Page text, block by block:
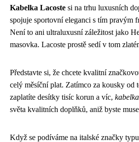
Kabelka Lacoste si na trhu luxusních
spojuje sportovní eleganci s tím pravým
Není to ani ultraluxusní záležitost jako
masovka. Lacoste prostě sedí v tom
Představte si, že chcete kvalitní
celý měsíční plat. Zatímco za kousky od
zaplatíte desítky tisíc korun a víc,
světa kvalitních doplňků, aniž byste
Když se podíváme na italské značky